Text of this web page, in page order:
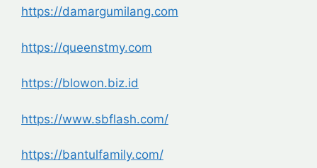
https://damargumilang.com
https://queenstmy.com
https://blowon.biz.id
https://www.sbflash.com/
https://bantulfamily.com/